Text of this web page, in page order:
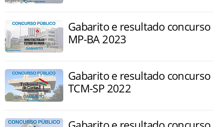
Gabarito e resultado concurso
MP-BA 2023
Gabarito e resultado concurso
TCM-SP 2022